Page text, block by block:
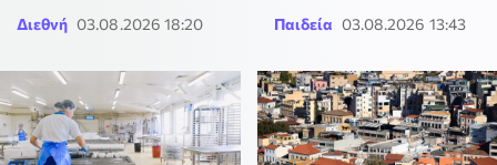
Διεθνή 03.08.2026 18:20 Παιδεία 03.08.2026 13:43